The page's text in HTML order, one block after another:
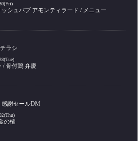
ッシュパブ アモンティラード / メニュー
ラシ
/骨付鶏 弁慶
感謝セールDM
の槌